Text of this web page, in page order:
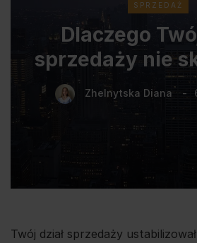
SPRZEDAŻ
Dlaczego
sprzedaży nie
Zhelnytska Diana
Twój dział sprzedaży